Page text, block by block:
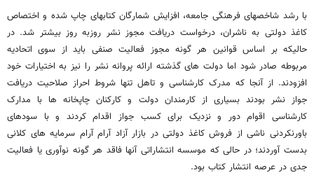
با رشد شاخصهای فرهنگی جامعه، افزایش شمارگان کتابهای چاپ شده و اختصاص
کاغذ دولتی به ناشران، درخواست دریافت مجوز نشر روزبه روز بیشتر شد. در
حالیکه بر اساس قوانین هر گونه مجوز فعالیت صنفی باید از سوی اتحادیه
مربوطه صادر شود اما دولت های گذشته ارائه پروانه نشر را نیز به اختیارات خود
افزودند. از آنجا که مدرک کارشناسی و تاهل تنها شروط احراز صلاحیت دریافت
جواز نشر بودند بسیاری از کارمندان دولت و کارکنان چاپخانه ها با مدارک
کارشناسی اقوام دور و نزدیک برای کسب جواز اقدام کردند و با سودهای
باورنکردنی ناشی از فروش کاغذ دولتی در بازار آزاد آرام آرام سرمایه های کلانی
بدست آوردند؛ در حالی که موسسه انتشاراتی آنها فاقد هر گونه نوآوری یا فعالیت
جدی در عرصه انتشار کتاب بود.